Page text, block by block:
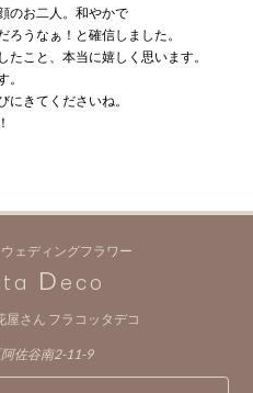
のお二人。和やかで
うなぁ！と確信しました。
こと、本当に嬉しく思います。
。
にきてくださいね。
ェディングフラワー
D eco
さん フラコッタデコ
佐谷南2-11-9